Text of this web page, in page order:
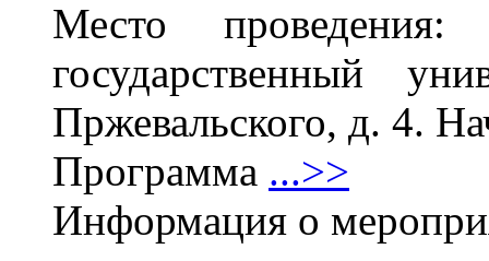
Место
государственный
Пржевальского, д. 4.
Программа ...>>
Информация о